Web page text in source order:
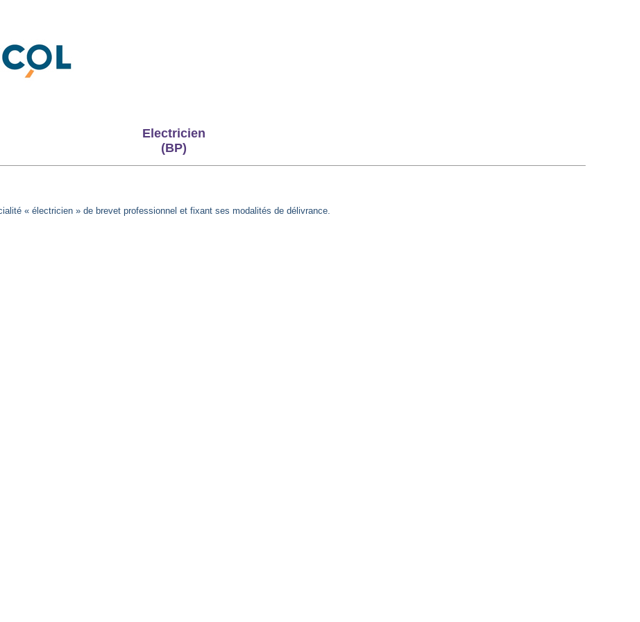
Electricien
(BP)
« électricien » de brevet professionnel et fixant ses modalités de délivrance.